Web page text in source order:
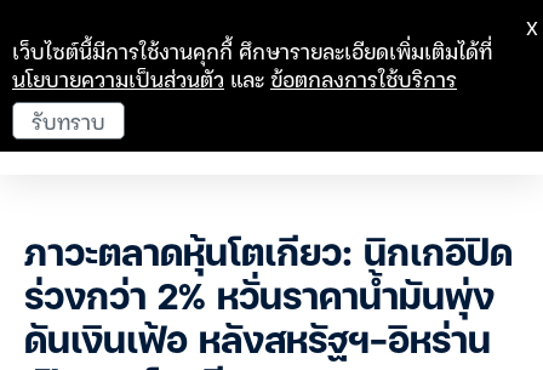
ภาวะตลาดหุ้นโตเกียว: นิกเกอิปิด
ร่วงกว่า 2% หวั่นราคาน้ำมันพุ่ง
ดันเงินเฟ้อ หลังสหรัฐฯ-อิหร่าน
เว็บไซต์นี้มีการใช้งานคุกกี้ ศึกษารายละเอียดเพิ่มเติมได้ที่
นโยบายความเป็นส่วนตัว และข้อตกลงการใช้บริการ
รับทราบ
X